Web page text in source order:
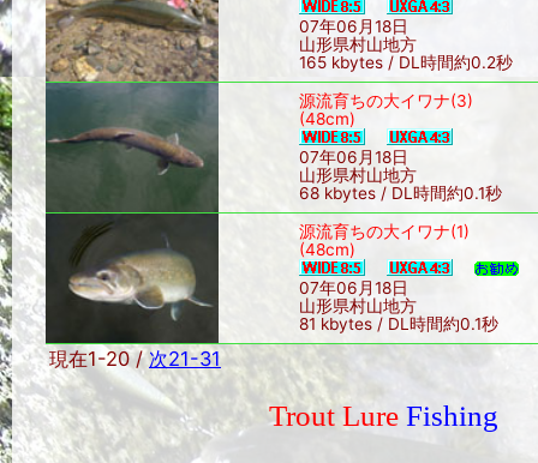
07年06月18日
山形県村山地方
165 kbytes / DL時間約0.2秒
源流育ちの大イワナ(3)
(48cm)
07年06月18日
山形県村山地方
68 kbytes / DL時間約0.1秒
源流育ちの大イワナ(1)
(48cm)
07年06月18日
山形県村山地方
81 kbytes / DL時間約0.1秒
現在1-20 / 次21-31
Trout Lure Fishing